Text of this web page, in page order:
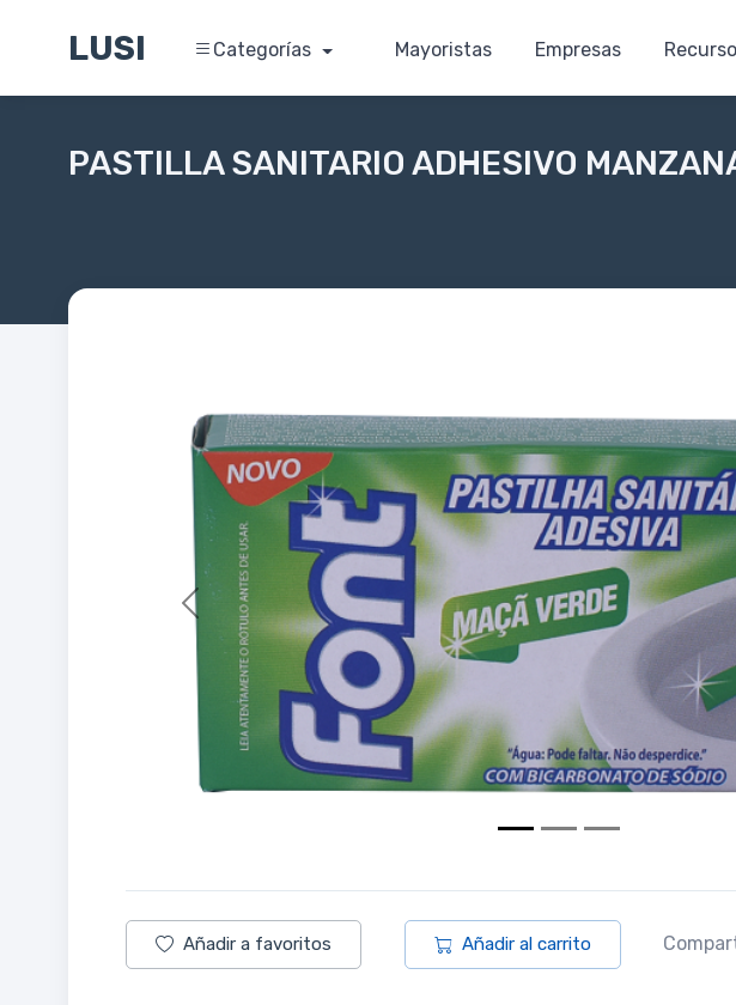
LUSI Categorías Mayoristas Empresas
PASTILLA SANITARIO ADHESIVO
Previous
Añadir a favoritos Añadir al carrito